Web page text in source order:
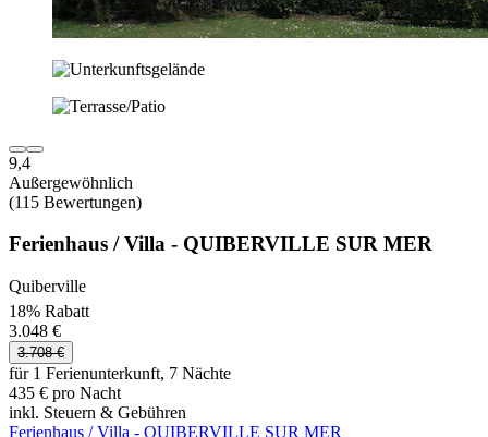
9,4
Außergewöhnlich
(115 Bewertungen)
Ferienhaus / Villa - QUIBERVILLE SUR MER
Quiberville
18% Rabatt
3.048 €
3.708 €
für 1 Ferienunterkunft, 7 Nächte
435 € pro Nacht
inkl. Steuern & Gebühren
Ferienhaus / Villa - QUIBERVILLE SUR MER